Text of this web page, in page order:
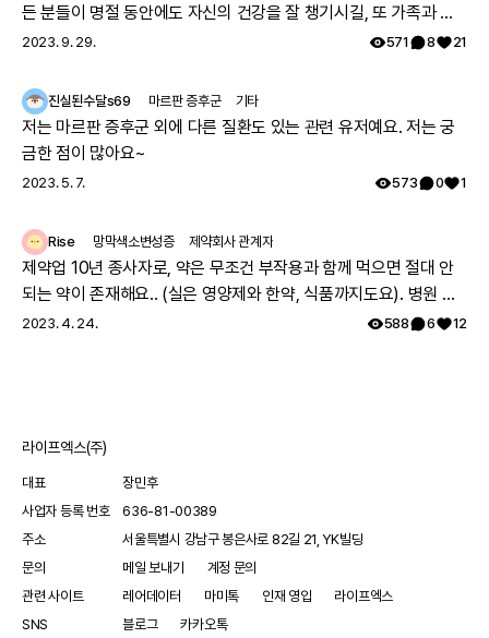
든 분들이 명절 동안에도 자신의 건강을 잘 챙기시길, 또 가족과 함
께 따뜻하고 행복한 시간 보내시길 레어노트팀이 기원하겠습니다!
2023. 9. 29. 571 8 21
진실된수달s69 마르판 증후군 기타
저는 마르판 증후군 외에 다른 질환도 있는 관련 유저예요. 저는 궁
금한 점이 많아요~
2023. 5. 7. 573 0 1
Rise 망막색소변성증 제약회사 관계자
제약업 10년 종사자로, 약은 무조건 부작용과 함께 먹으면 절대 안
되는 약이 존재해요.. (실은 영양제와 한약, 식품까지도요). 병원 여
러과를 도시면서 진료과에서 따로따로 치료약을 처방하는데, 의료
가장많아요~! 제약사 홈페이지에 가시면 정보를 확인하실 수 있고
제약사에 따로 medical informatics (MI) 대응 부서가 있어 전화,
이메일등으로 물어보실 수 있어요! 또 안전성 데이터를 수집하고 식
약처에 보고 하는 pharmaco vigiliance (PV) 라는 부서가 있구요.
2023. 4. 24. 588 6 12
라이프엑스(주)
대표
장민후
사업자 등록 번호
636-81-00389
주소
서울특별시 강남구 봉은사로 82길 21, YK빌딩
문의
메일 보내기
계정 문의
관련 사이트
레어데이터 마미톡 인재 영입
라이프엑스
SNS
블로그 카카오톡